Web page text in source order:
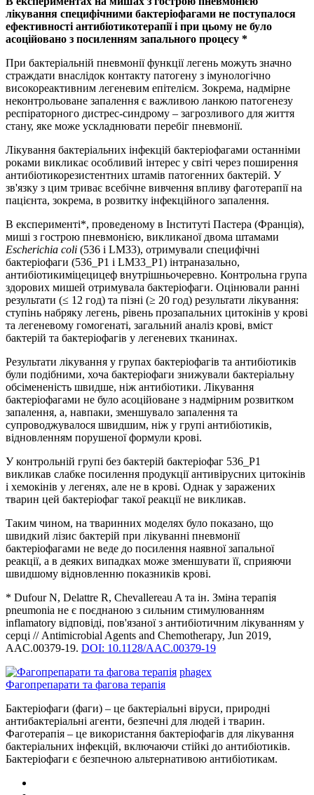
лікування специфічними бактеріофагами не поступалося
ефективності антибіотикотерапії і при цьому не було
асоційовано з посиленням запального процесу *
При бактеріальній пневмонії функції легень можуть значно
страждати внаслідок контакту патогену з імунологічно
високореактивним легеневим епітелієм. Зокрема, надмірне
неконтрольоване запалення є важливою ланкою патогенезу
респіраторного дистрес-синдрому – загрозливого для життя
стану, яке може ускладнювати перебіг пневмонії.
Лікування бактеріальних інфекцій бактеріофагами останніми
роками викликає особливий інтерес у світі через поширення
антибіотикорезистентних штамів патогенних бактерій. У
зв'язку з цим триває всебічне вивчення впливу фаготерапії на
пацієнта, зокрема, в розвитку інфекційного запалення.
В експерименті*, проведеному в Інституті Пастера (Франція),
миші з гострою пневмонією, викликаної двома штамами
Escherichia coli (536 і LM33), отримували специфічні
бактеріофаги (536_P1 і LM33_P1) інтраназально,
антибіотикиміцецицеф внутрішньочеревно. Контрольна група
здорових мишей отримувала бактеріофаги. Оцінювали ранні
результати (≤ 12 год) та пізні (≥ 20 год) результати лікування:
ступінь набряку легень, рівень прозапальних цитокінів у крові
та легеневому гомогенаті, загальний аналіз крові, вміст
бактерій та бактеріофагів у легеневих тканинах.
Результати лікування у групах бактеріофагів та антибіотиків
були подібними, хоча бактеріофаги знижували бактеріальну
обсімененість швидше, ніж антибіотики. Лікування
бактеріофагами не було асоційоване з надмірним розвитком
запалення, а, навпаки, зменшувало запалення та
супроводжувалося швидшим, ніж у групі антибіотиків,
відновленням порушеної формули крові.
У контрольній групі без бактерій бактеріофаг 536_P1
викликав слабке посилення продукції антивірусних цитокінів
і хемокінів у легенях, але не в крові. Однак у заражених
тварин цей бактеріофаг такої реакції не викликав.
Таким чином, на тваринних моделях було показано, що
швидкий лізис бактерій при лікуванні пневмонії
бактеріофагами не веде до посилення наявної запальної
реакції, а в деяких випадках може зменшувати її, сприяючи
швидшому відновленню показників крові.
* Dufour N, Delattre R, Chevallereau A та ін. Зміна терапія
pneumonia не є поєднаною з сильним стимулюванням
inflamatory відповіді, пов'язаної з антибіотичним лікуванням у
серці // Antimicrobial Agents and Chemotherapy, Jun 2019,
AAC.00379-19. DOI: 10.1128/AAC.00379-19
phagex
Фагопрепарати та фагова терапія
Бактеріофаги (фаги) – це бактеріальні віруси, природні
антибактеріальні агенти, безпечні для людей і тварин.
Фаготерапія – це використання бактеріофагів для лікування
бактеріальних інфекцій, включаючи стійкі до антибіотиків.
Бактеріофаги є безпечною альтернативою антибіотикам.